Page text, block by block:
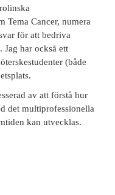
Tema Cancer, numera
för att bedriva
har också ett
(både
av att förstå hur
det multiprofessionella
kan utvecklas.